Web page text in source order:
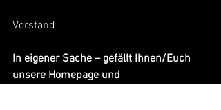
Vorstand
In eigener Sache – gefällt Ihnen/Euch
unsere Homepage und